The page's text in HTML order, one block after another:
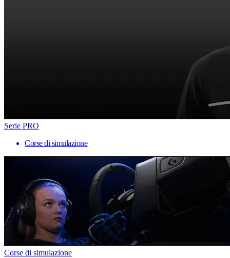
Serie PRO
Corse di simulazione
Corse di simulazione